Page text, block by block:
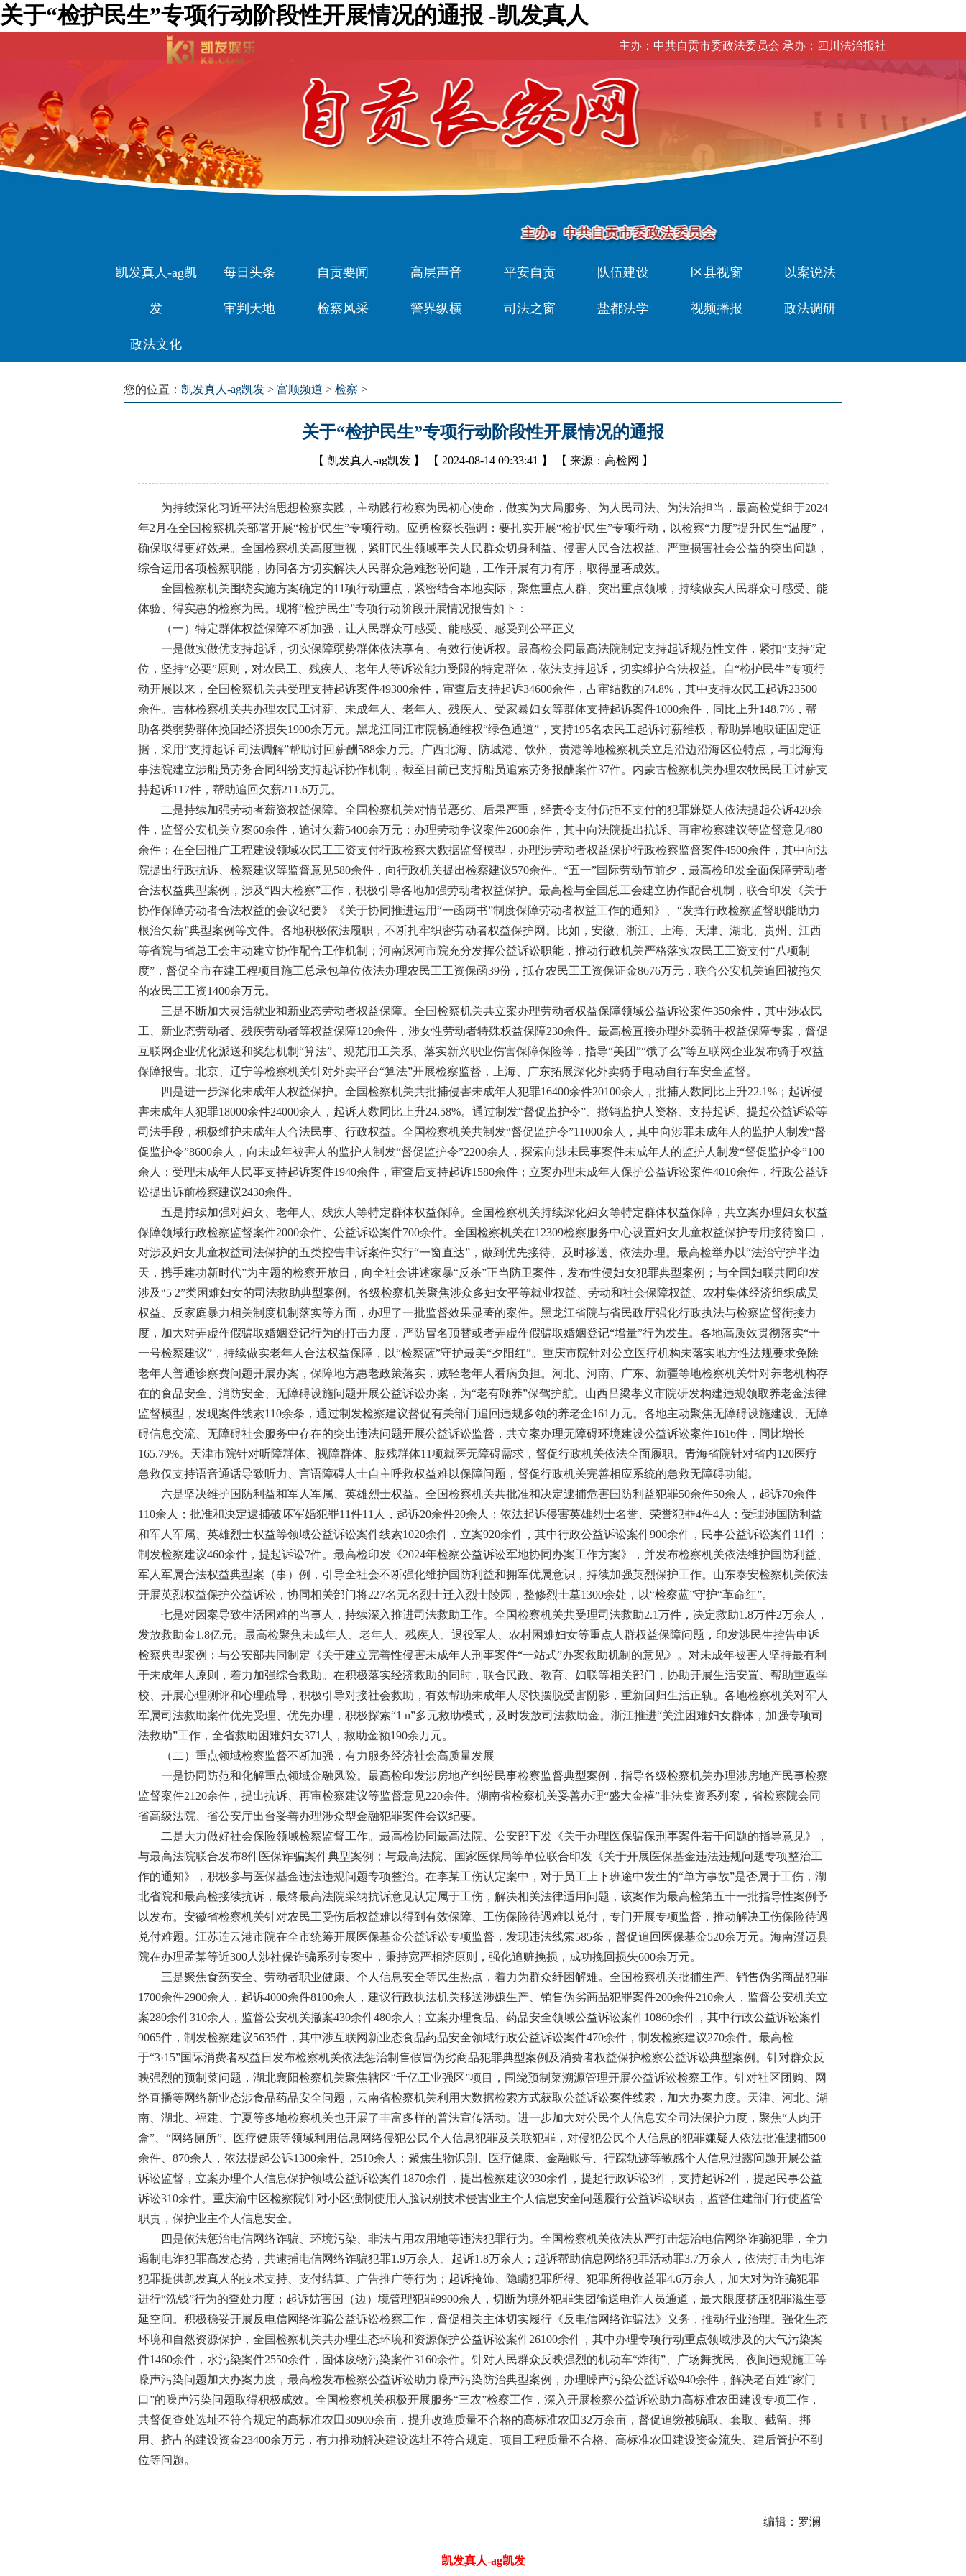
关于“检护民生”专项行动阶段性开展情况的通报 -凯发真人
主办：中共自贡市委政法委员会 承办：四川法治报社
凯发真人-ag凯
发
每日头条 自贡要闻 高层声音 平安自贡 队伍建设 区县视窗 以案说法
审判天地 检察风采 警界纵横 司法之窗 盐都法学 视频播报 政法调研
政法文化
您的位置： 凯发真人-ag凯发 > 富顺频道 > 检察 >
关于“检护民生”专项行动阶段性开展情况的通报
【 凯发真人-ag凯发 】 【 2024-08-14 09:33:41 】 【 来源：高检网 】
为持续深化习近平法治思想检察实践，主动践行检察为民初心使命，做实为大局服务、为人民司法、为法治担当，最高检党组于2024
年2月在全国检察机关部署开展“检护民生”专项行动。应勇检察长强调：要扎实开展“检护民生”专项行动，以检察“力度”提升民生“温度”，
确保取得更好效果。全国检察机关高度重视，紧盯民生领域事关人民群众切身利益、侵害人民合法权益、严重损害社会公益的突出问题，
综合运用各项检察职能，协同各方切实解决人民群众急难愁盼问题，工作开展有力有序，取得显著成效。
全国检察机关围绕实施方案确定的11项行动重点，紧密结合本地实际，聚焦重点人群、突出重点领域，持续做实人民群众可感受、能
体验、得实惠的检察为民。现将“检护民生”专项行动阶段开展情况报告如下：
（一）特定群体权益保障不断加强，让人民群众可感受、能感受、感受到公平正义
一是做实做优支持起诉，切实保障弱势群体依法享有、有效行使诉权。最高检会同最高法院制定支持起诉规范性文件，紧扣“支持”定
位，坚持“必要”原则，对农民工、残疾人、老年人等诉讼能力受限的特定群体，依法支持起诉，切实维护合法权益。自“检护民生”专项行
动开展以来，全国检察机关共受理支持起诉案件49300余件，审查后支持起诉34600余件，占审结数的74.8%，其中支持农民工起诉23500
余件。吉林检察机关共办理农民工讨薪、未成年人、老年人、残疾人、受家暴妇女等群体支持起诉案件1000余件，同比上升148.7%，帮
助各类弱势群体挽回经济损失1900余万元。黑龙江同江市院畅通维权“绿色通道”，支持195名农民工起诉讨薪维权，帮助异地取证固定证
据，采用“支持起诉 司法调解”帮助讨回薪酬588余万元。广西北海、防城港、钦州、贵港等地检察机关立足沿边沿海区位特点，与北海海
事法院建立涉船员劳务合同纠纷支持起诉协作机制，截至目前已支持船员追索劳务报酬案件37件。内蒙古检察机关办理农牧民民工讨薪支
持起诉117件，帮助追回欠薪211.6万元。
二是持续加强劳动者薪资权益保障。全国检察机关对情节恶劣、后果严重，经责令支付仍拒不支付的犯罪嫌疑人依法提起公诉420余
件，监督公安机关立案60余件，追讨欠薪5400余万元；办理劳动争议案件2600余件，其中向法院提出抗诉、再审检察建议等监督意见480
余件；在全国推广工程建设领域农民工工资支付行政检察大数据监督模型，办理涉劳动者权益保护行政检察监督案件4500余件，其中向法
院提出行政抗诉、检察建议等监督意见580余件，向行政机关提出检察建议570余件。“五一”国际劳动节前夕，最高检印发全面保障劳动者
合法权益典型案例，涉及“四大检察”工作，积极引导各地加强劳动者权益保护。最高检与全国总工会建立协作配合机制，联合印发《关于
协作保障劳动者合法权益的会议纪要》《关于协同推进运用“一函两书”制度保障劳动者权益工作的通知》、“发挥行政检察监督职能助力
根治欠薪”典型案例等文件。各地积极依法履职，不断扎牢织密劳动者权益保护网。比如，安徽、浙江、上海、天津、湖北、贵州、江西
等省院与省总工会主动建立协作配合工作机制；河南漯河市院充分发挥公益诉讼职能，推动行政机关严格落实农民工工资支付“八项制
度”，督促全市在建工程项目施工总承包单位依法办理农民工工资保函39份，抵存农民工工资保证金8676万元，联合公安机关追回被拖欠
的农民工工资1400余万元。
三是不断加大灵活就业和新业态劳动者权益保障。全国检察机关共立案办理劳动者权益保障领域公益诉讼案件350余件，其中涉农民
工、新业态劳动者、残疾劳动者等权益保障120余件，涉女性劳动者特殊权益保障230余件。最高检直接办理外卖骑手权益保障专案，督促
互联网企业优化派送和奖惩机制“算法”、规范用工关系、落实新兴职业伤害保障保险等，指导“美团”“饿了么”等互联网企业发布骑手权益
保障报告。北京、辽宁等检察机关针对外卖平台“算法”开展检察监督，上海、广东拓展深化外卖骑手电动自行车安全监督。
四是进一步深化未成年人权益保护。全国检察机关共批捕侵害未成年人犯罪16400余件20100余人，批捕人数同比上升22.1%；起诉侵
害未成年人犯罪18000余件24000余人，起诉人数同比上升24.58%。通过制发“督促监护令”、撤销监护人资格、支持起诉、提起公益诉讼等
司法手段，积极维护未成年人合法民事、行政权益。全国检察机关共制发“督促监护令”11000余人，其中向涉罪未成年人的监护人制发“督
促监护令”8600余人，向未成年被害人的监护人制发“督促监护令”2200余人，探索向涉未民事案件未成年人的监护人制发“督促监护令”100
余人；受理未成年人民事支持起诉案件1940余件，审查后支持起诉1580余件；立案办理未成年人保护公益诉讼案件4010余件，行政公益诉
讼提出诉前检察建议2430余件。
五是持续加强对妇女、老年人、残疾人等特定群体权益保障。全国检察机关持续深化妇女等特定群体权益保障，共立案办理妇女权益
保障领域行政检察监督案件2000余件、公益诉讼案件700余件。全国检察机关在12309检察服务中心设置妇女儿童权益保护专用接待窗口，
对涉及妇女儿童权益司法保护的五类控告申诉案件实行“一窗直达”，做到优先接待、及时移送、依法办理。最高检举办以“法治守护半边
天，携手建功新时代”为主题的检察开放日，向全社会讲述家暴“反杀”正当防卫案件，发布性侵妇女犯罪典型案例；与全国妇联共同印发
涉及“5 2”类困难妇女的司法救助典型案例。各级检察机关聚焦涉众多妇女平等就业权益、劳动和社会保障权益、农村集体经济组织成员
权益、反家庭暴力相关制度机制落实等方面，办理了一批监督效果显著的案件。黑龙江省院与省民政厅强化行政执法与检察监督衔接力
度，加大对弄虚作假骗取婚姻登记行为的打击力度，严防冒名顶替或者弄虚作假骗取婚姻登记“增量”行为发生。各地高质效贯彻落实“十
一号检察建议”，持续做实老年人合法权益保障，以“检察蓝”守护最美“夕阳红”。重庆市院针对公立医疗机构未落实地方性法规要求免除
老年人普通诊察费问题开展办案，保障地方惠老政策落实，减轻老年人看病负担。河北、河南、广东、新疆等地检察机关针对养老机构存
在的食品安全、消防安全、无障碍设施问题开展公益诉讼办案，为“老有颐养”保驾护航。山西吕梁孝义市院研发构建违规领取养老金法律
监督模型，发现案件线索110余条，通过制发检察建议督促有关部门追回违规多领的养老金161万元。各地主动聚焦无障碍设施建设、无障
碍信息交流、无障碍社会服务中存在的突出违法问题开展公益诉讼监督，共立案办理无障碍环境建设公益诉讼案件1616件，同比增长
165.79%。天津市院针对听障群体、视障群体、肢残群体11项就医无障碍需求，督促行政机关依法全面履职。青海省院针对省内120医疗
急救仅支持语音通话导致听力、言语障碍人士自主呼救权益难以保障问题，督促行政机关完善相应系统的急救无障碍功能。
六是坚决维护国防利益和军人军属、英雄烈士权益。全国检察机关共批准和决定逮捕危害国防利益犯罪50余件50余人，起诉70余件
110余人；批准和决定逮捕破坏军婚犯罪11件11人，起诉20余件20余人；依法起诉侵害英雄烈士名誉、荣誉犯罪4件4人；受理涉国防利益
和军人军属、英雄烈士权益等领域公益诉讼案件线索1020余件，立案920余件，其中行政公益诉讼案件900余件，民事公益诉讼案件11件；
制发检察建议460余件，提起诉讼7件。最高检印发《2024年检察公益诉讼军地协同办案工作方案》，并发布检察机关依法维护国防利益、
军人军属合法权益典型案（事）例，引导全社会不断强化维护国防利益和拥军优属意识，持续加强英烈保护工作。山东泰安检察机关依法
开展英烈权益保护公益诉讼，协同相关部门将227名无名烈士迁入烈士陵园，整修烈士墓1300余处，以“检察蓝”守护“革命红”。
七是对因案导致生活困难的当事人，持续深入推进司法救助工作。全国检察机关共受理司法救助2.1万件，决定救助1.8万件2万余人，
发放救助金1.8亿元。最高检聚焦未成年人、老年人、残疾人、退役军人、农村困难妇女等重点人群权益保障问题，印发涉民生控告申诉
检察典型案例；与公安部共同制定《关于建立完善性侵害未成年人刑事案件“一站式”办案救助机制的意见》。对未成年被害人坚持最有利
于未成年人原则，着力加强综合救助。在积极落实经济救助的同时，联合民政、教育、妇联等相关部门，协助开展生活安置、帮助重返学
校、开展心理测评和心理疏导，积极引导对接社会救助，有效帮助未成年人尽快摆脱受害阴影，重新回归生活正轨。各地检察机关对军人
军属司法救助案件优先受理、优先办理，积极探索“1 n”多元救助模式，及时发放司法救助金。浙江推进“关注困难妇女群体，加强专项司
法救助”工作，全省救助困难妇女371人，救助金额190余万元。
（二）重点领域检察监督不断加强，有力服务经济社会高质量发展
一是协同防范和化解重点领域金融风险。最高检印发涉房地产纠纷民事检察监督典型案例，指导各级检察机关办理涉房地产民事检察
监督案件2120余件，提出抗诉、再审检察建议等监督意见220余件。湖南省检察机关妥善办理“盛大金禧”非法集资系列案，省检察院会同
省高级法院、省公安厅出台妥善办理涉众型金融犯罪案件会议纪要。
二是大力做好社会保险领域检察监督工作。最高检协同最高法院、公安部下发《关于办理医保骗保刑事案件若干问题的指导意见》，
与最高法院联合发布8件医保诈骗案件典型案例；与最高法院、国家医保局等单位联合印发《关于开展医保基金违法违规问题专项整治工
作的通知》，积极参与医保基金违法违规问题专项整治。在李某工伤认定案中，对于员工上下班途中发生的“单方事故”是否属于工伤，湖
北省院和最高检接续抗诉，最终最高法院采纳抗诉意见认定属于工伤，解决相关法律适用问题，该案作为最高检第五十一批指导性案例予
以发布。安徽省检察机关针对农民工受伤后权益难以得到有效保障、工伤保险待遇难以兑付，专门开展专项监督，推动解决工伤保险待遇
兑付难题。江苏连云港市院在全市统筹开展医保基金公益诉讼专项监督，发现违法线索585条，督促追回医保基金520余万元。海南澄迈县
院在办理孟某等近300人涉社保诈骗系列专案中，秉持宽严相济原则，强化追赃挽损，成功挽回损失600余万元。
三是聚焦食药安全、劳动者职业健康、个人信息安全等民生热点，着力为群众纾困解难。全国检察机关批捕生产、销售伪劣商品犯罪
1700余件2900余人，起诉4000余件8100余人，建议行政执法机关移送涉嫌生产、销售伪劣商品犯罪案件200余件210余人，监督公安机关立
案280余件310余人，监督公安机关撤案430余件480余人；立案办理食品、药品安全领域公益诉讼案件10869余件，其中行政公益诉讼案件
9065件，制发检察建议5635件，其中涉互联网新业态食品药品安全领域行政公益诉讼案件470余件，制发检察建议270余件。最高检
于“3·15”国际消费者权益日发布检察机关依法惩治制售假冒伪劣商品犯罪典型案例及消费者权益保护检察公益诉讼典型案例。针对群众反
映强烈的预制菜问题，湖北襄阳检察机关聚焦辖区“千亿工业强区”项目，围绕预制菜溯源管理开展公益诉讼检察工作。针对社区团购、网
络直播等网络新业态涉食品药品安全问题，云南省检察机关利用大数据检索方式获取公益诉讼案件线索，加大办案力度。天津、河北、湖
南、湖北、福建、宁夏等多地检察机关也开展了丰富多样的普法宣传活动。进一步加大对公民个人信息安全司法保护力度，聚焦“人肉开
盒”、“网络厕所”、医疗健康等领域利用信息网络侵犯公民个人信息犯罪及关联犯罪，对侵犯公民个人信息的犯罪嫌疑人依法批准逮捕500
余件、870余人，依法提起公诉1300余件、2510余人；聚焦生物识别、医疗健康、金融账号、行踪轨迹等敏感个人信息泄露问题开展公益
诉讼监督，立案办理个人信息保护领域公益诉讼案件1870余件，提出检察建议930余件，提起行政诉讼3件，支持起诉2件，提起民事公益
诉讼310余件。重庆渝中区检察院针对小区强制使用人脸识别技术侵害业主个人信息安全问题履行公益诉讼职责，监督住建部门行使监管
职责，保护业主个人信息安全。
四是依法惩治电信网络诈骗、环境污染、非法占用农用地等违法犯罪行为。全国检察机关依法从严打击惩治电信网络诈骗犯罪，全力
遏制电诈犯罪高发态势，共逮捕电信网络诈骗犯罪1.9万余人、起诉1.8万余人；起诉帮助信息网络犯罪活动罪3.7万余人，依法打击为电诈
犯罪提供凯发真人的技术支持、支付结算、广告推广等行为；起诉掩饰、隐瞒犯罪所得、犯罪所得收益罪4.6万余人，加大对为诈骗犯罪
进行“洗钱”行为的查处力度；起诉妨害国（边）境管理犯罪9900余人，切断为境外犯罪集团输送电诈人员通道，最大限度挤压犯罪滋生蔓
延空间。积极稳妥开展反电信网络诈骗公益诉讼检察工作，督促相关主体切实履行《反电信网络诈骗法》义务，推动行业治理。强化生态
环境和自然资源保护，全国检察机关共办理生态环境和资源保护公益诉讼案件26100余件，其中办理专项行动重点领域涉及的大气污染案
件1460余件，水污染案件2550余件，固体废物污染案件3160余件。针对人民群众反映强烈的机动车“炸街”、广场舞扰民、夜间违规施工等
噪声污染问题加大办案力度，最高检发布检察公益诉讼助力噪声污染防治典型案例，办理噪声污染公益诉讼940余件，解决老百姓“家门
口”的噪声污染问题取得积极成效。全国检察机关积极开展服务“三农”检察工作，深入开展检察公益诉讼助力高标准农田建设专项工作，
共督促查处选址不符合规定的高标准农田30900余亩，提升改造质量不合格的高标准农田32万余亩，督促追缴被骗取、套取、截留、挪
用、挤占的建设资金23400余万元，有力推动解决建设选址不符合规定、项目工程质量不合格、高标准农田建设资金流失、建后管护不到
位等问题。
编辑：罗澜
凯发真人-ag凯发